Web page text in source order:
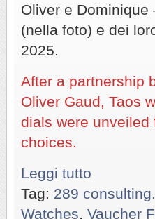
Oliver e Dominique
(nella foto) e dei
2025.
After a partnership
Oliver Gaud, Taos
dials were unveiled
choices.
Leggi tutto
Tag: 289
Watches Vaucher